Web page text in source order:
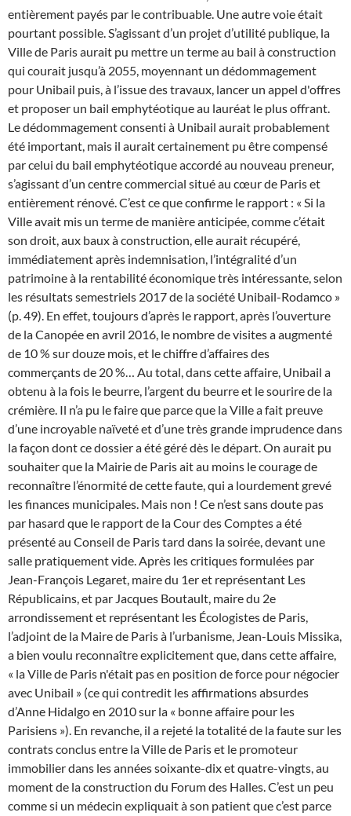
entièrement payés par le contribuable. Une autre voie était
pourtant possible. S’agissant d’un projet d’utilité publique, la
Ville de Paris aurait pu mettre un terme au bail à construction
qui courait jusqu’à 2055, moyennant un dédommagement
pour Unibail puis, à l’issue des travaux, lancer un appel d'offres
et proposer un bail emphytéotique au lauréat le plus offrant.
Le dédommagement consenti à Unibail aurait probablement
été important, mais il aurait certainement pu être compensé
par celui du bail emphytéotique accordé au nouveau preneur,
s’agissant d’un centre commercial situé au cœur de Paris et
entièrement rénové. C’est ce que confirme le rapport : « Si la
Ville avait mis un terme de manière anticipée, comme c’était
son droit, aux baux à construction, elle aurait récupéré,
immédiatement après indemnisation, l’intégralité d’un
patrimoine à la rentabilité économique très intéressante, selon
les résultats semestriels 2017 de la société Unibail-Rodamco »
(p. 49). En effet, toujours d’après le rapport, après l’ouverture
de la Canopée en avril 2016, le nombre de visites a augmenté
de 10 % sur douze mois, et le chiffre d’affaires des
commerçants de 20 %… Au total, dans cette affaire, Unibail a
obtenu à la fois le beurre, l’argent du beurre et le sourire de la
crémière. Il n’a pu le faire que parce que la Ville a fait preuve
d’une incroyable naïveté et d’une très grande imprudence dans
la façon dont ce dossier a été géré dès le départ. On aurait pu
souhaiter que la Mairie de Paris ait au moins le courage de
reconnaître l’énormité de cette faute, qui a lourdement grevé
les finances municipales. Mais non ! Ce n’est sans doute pas
par hasard que le rapport de la Cour des Comptes a été
présenté au Conseil de Paris tard dans la soirée, devant une
salle pratiquement vide. Après les critiques formulées par
Jean-François Legaret, maire du 1er et représentant Les
Républicains, et par Jacques Boutault, maire du 2e
arrondissement et représentant les Écologistes de Paris,
l’adjoint de la Maire de Paris à l’urbanisme, Jean-Louis Missika,
a bien voulu reconnaître explicitement que, dans cette affaire,
« la Ville de Paris n'était pas en position de force pour négocier
avec Unibail » (ce qui contredit les affirmations absurdes
d’Anne Hidalgo en 2010 sur la « bonne affaire pour les
Parisiens »). En revanche, il a rejeté la totalité de la faute sur les
contrats conclus entre la Ville de Paris et le promoteur
immobilier dans les années soixante-dix et quatre-vingts, au
moment de la construction du Forum des Halles. C’est un peu
comme si un médecin expliquait à son patient que c’est parce